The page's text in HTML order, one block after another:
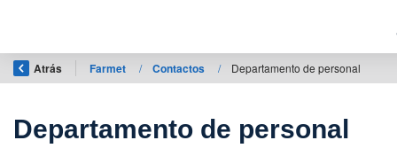
Atrás Farmet / Contactos / Departamento de personal
Departamento de personal